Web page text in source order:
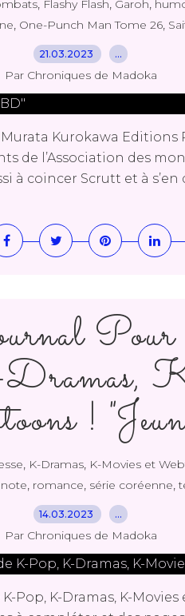
, Flashy Flash, Garoh,
, One-Punch Man Tome 26,
21.03.2023 …
Par Chroniques de Madoka
Kurokawa Editions
de l’Association des
à coincer Scrutt et à
Pour
!
, K-Dramas, K-Movies et
note, romance, série coréenne,
14.03.2023 …
Par Chroniques de Madoka
Pop, K-Dramas, K-